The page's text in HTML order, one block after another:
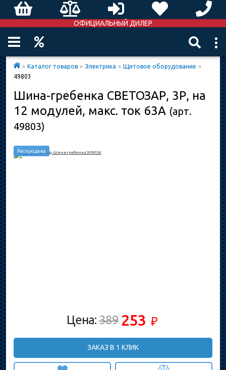
ОФИЦИАЛЬНЫЙ ДИЛЕР
» Каталог товаров » Электрика » Щитовое оборудование »
49803
Шина-гребенка СВЕТОЗАР, 3Р, на
12 модулей, макс. ток 63A (арт.
49803)
Распродажа
Цена:389 253 ₽
ЗАКАЗ В 1 КЛИК